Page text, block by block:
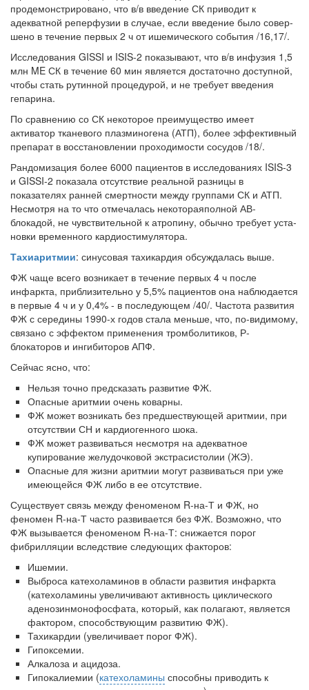
Соответствующий
законопроект внесен в
палату на
рассмотрение. Суть его
заключается в
нахождении одного из
больничной палате
бесплатно, в течении всего срока лечения...
продемонстрировано, что в/в введение СК приводит к
адекватной реперфузии в случае, если введение было совер­
шено в течение первых 2 ч от ишемического события /16,17/.
Исследования GISSI и ISIS-2 показывают, что в/в инфузия 1,5
млн ME СК в течение 60 мин является достаточно доступной,
чтобы стать рутинной процедурой, и не требует введения
гепарина.
По сравнению со СК некоторое преимущество имеет
активатор ткане­вого плазминогена (АТП), более эффективный
препарат в восстановлении проходимости сосудов /18/.
Рандомизация более 6000 пациентов в исследованиях ISIS-3
и GISSI-2 показала отсутствие реальной разницы в
показателях ранней смертно­сти между группами СК и АТП.
Несмотря на то что отмечалась некотораяполной АВ-
блокадой, не чувствительной к атропину, обычно требует уста­
новки временного кардиостимулятора.
Тахиаритмии: синусовая тахикардия обсуждалась выше.
ФЖ чаще всего возникает в течение первых 4 ч после
инфаркта, при­близительно у 5,5% пациентов она наблюдается
в первые 4 ч и у 0,4% - в последующем /40/. Частота развития
ФЖ с середины 1990-х годов стала меньше, что, по-видимому,
связано с эффектом применения тромболитиков, Р-
блокаторов и ингибиторов АПФ.
Сейчас ясно, что:
Нельзя точно предсказать развитие ФЖ.
Опасные аритмии очень коварны.
ФЖ может возникать без предшествующей аритмии, при
отсутст­вии СН и кардиогенного шока.
ФЖ может развиваться несмотря на адекватное
купирование желу­дочковой экстрасистолии (ЖЭ).
Опасные для жизни аритмии могут развиваться при уже
имеющей­ся ФЖ либо в ее отсутствие.
Существует связь между феноменом R-на-Т и ФЖ, но
феномен R-на-Т часто развивается без ФЖ. Возможно, что
ФЖ вызывается феноменом R-на-Т: снижается порог
фибрилляции вследствие следующих факторов:
Ишемии.
Выброса катехоламинов в области развития инфаркта
(катехолами­ны увеличивают активность циклического
аденозинмонофосфата, который, как полагают, является
фактором, способствующим раз­витию ФЖ).
Тахикардии (увеличивает порог ФЖ).
Гипоксемии.
Алкалоза и ацидоза.
Гипокалиемии (катехоламины способны приводить к